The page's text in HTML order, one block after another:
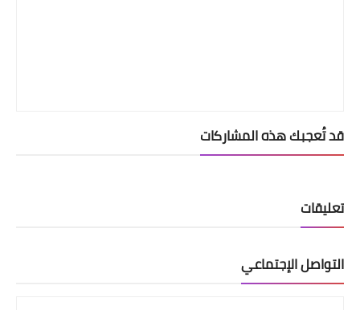
قد تُعجبك هذه المشاركات
تعليقات
التواصل الإجتماعي